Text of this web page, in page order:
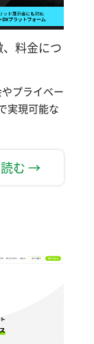
料金につ
プライベー
実現可能な
む →